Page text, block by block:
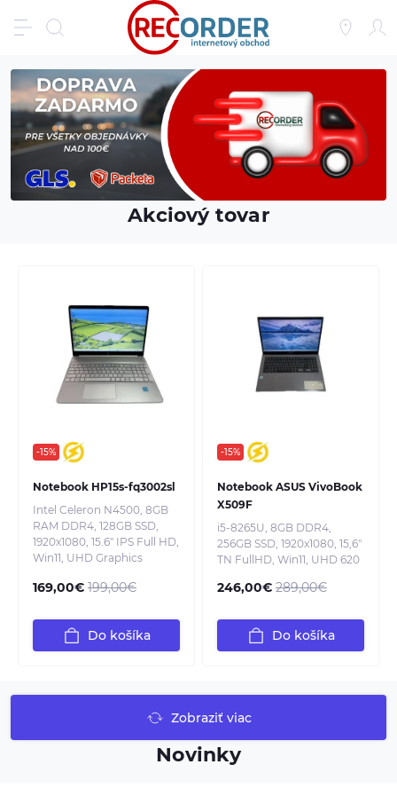
Akciový tovar
-15%
Notebook HP15s-fq3002sl
Intel Celeron N4500, 8GB
RAM DDR4, 128GB SSD,
1920x1080, 15.6" IPS Full HD,
Win11, UHD Graphics
169,00€ 199,00€
Do košíka
-15%
Notebook ASUS VivoBook
X509F
i5-8265U, 8GB DDR4,
256GB SSD, 1920x1080, 15,6"
TN FullHD, Win11, UHD 620
246,00€ 289,00€
Do košíka
Zobraziť viac
Novinky